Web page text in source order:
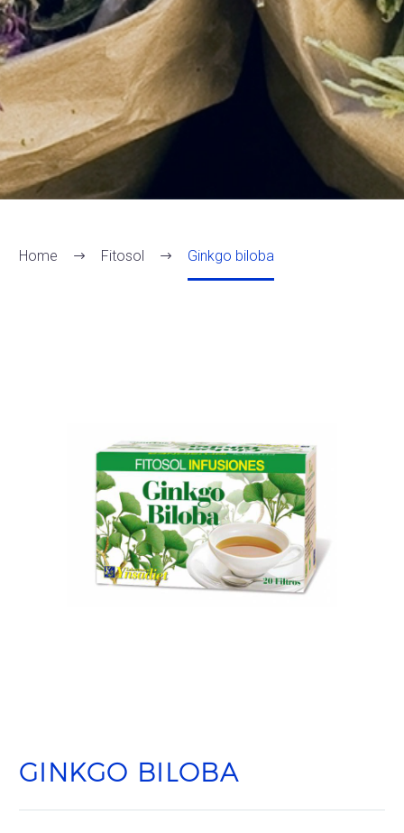
Home Fitosol Ginkgo biloba
GINKGO BILOBA